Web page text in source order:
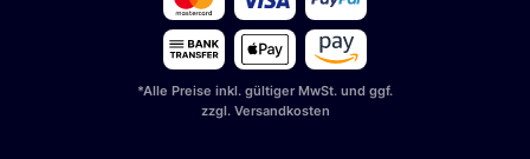
*Alle Preise inkl. gültiger MwSt. und ggf.
zzgl. Versandkosten